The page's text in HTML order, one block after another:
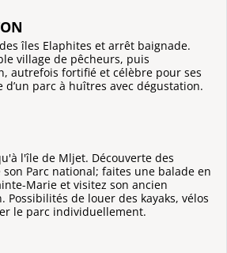
îles Elaphites et arrêt baignade.
village de pêcheurs, puis
autrefois fortifié et célèbre pour ses
parc à huîtres avec dégustation.
l'île de Mljet. Découverte des
son Parc national; faites une balade en
Marie et visitez son ancien
Possibilités de louer des kayaks, vélos
le parc individuellement.